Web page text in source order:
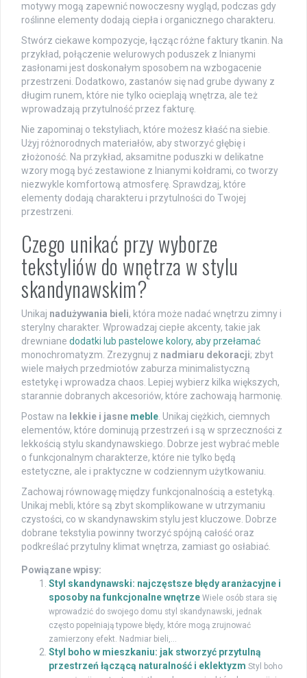
motywy mogą zapewnić nowoczesny wygląd, podczas gdy
roślinne elementy dodają ciepła i organicznego charakteru.
Stwórz ciekawe kompozycje, łącząc różne faktury tkanin. Na
przykład, połączenie welurowych poduszek z lnianymi
zasłonami jest doskonałym sposobem na wzbogacenie
przestrzeni. Dodatkowo, zastanów się nad grube dywany z
długim runem, które nie tylko ocieplają wnętrza, ale też
wprowadzają przytulność przez fakturę.
Nie zapominaj o tekstyliach, które możesz kłaść na siebie.
Użyj różnorodnych materiałów, aby stworzyć głębię i
złożoność. Na przykład, aksamitne poduszki w delikatne
wzory mogą być zestawione z lnianymi kołdrami, co tworzy
niezwykle komfortową atmosferę. Sprawdzaj, które
elementy dodają charakteru i przytulności do Twojej
przestrzeni.
Czego unikać przy wyborze
tekstyliów do wnętrza w stylu
skandynawskim?
Unikaj nadużywania bieli, która może nadać wnętrzu zimny i
sterylny charakter. Wprowadzaj ciepłe akcenty, takie jak
drewniane dodatki lub pastelowe kolory, aby przełamać
monochromatyzm. Zrezygnuj z nadmiaru dekoracji; zbyt
wiele małych przedmiotów zaburza minimalistyczną
estetykę i wprowadza chaos. Lepiej wybierz kilka większych,
starannie dobranych akcesoriów, które zachowają harmonię.
Postaw na lekkie i jasne meble. Unikaj ciężkich, ciemnych
elementów, które dominują przestrzeń i są w sprzeczności z
lekkością stylu skandynawskiego. Dobrze jest wybrać meble
o funkcjonalnym charakterze, które nie tylko będą
estetyczne, ale i praktyczne w codziennym użytkowaniu.
Zachowaj równowagę między funkcjonalnością a estetyką.
Unikaj mebli, które są zbyt skomplikowane w utrzymaniu
czystości, co w skandynawskim stylu jest kluczowe. Dobrze
dobrane tekstylia powinny tworzyć spójną całość oraz
podkreślać przytulny klimat wnętrza, zamiast go osłabiać.
Powiązane wpisy:
Styl skandynawski: najczęstsze błędy aranżacyjne i
sposoby na funkcjonalne wnętrze Wiele osób stara się
wprowadzić do swojego domu styl skandynawski, jednak
często popełniają typowe błędy, które mogą zrujnować
zamierzony efekt. Nadmiar bieli,...
Styl boho w mieszkaniu: jak stworzyć przytulną
przestrzeń łączącą naturalność i eklektyzm Styl boho